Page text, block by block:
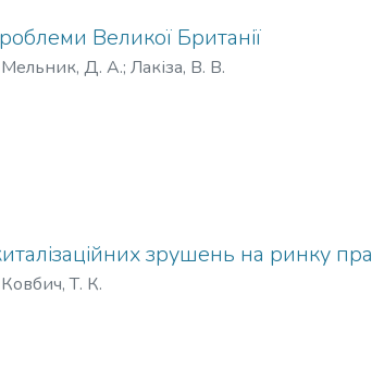
Великої Британії
Мельник, Д. А.; Лакіза, В. В.
зрушень на ринку
Ковбич, Т. К.